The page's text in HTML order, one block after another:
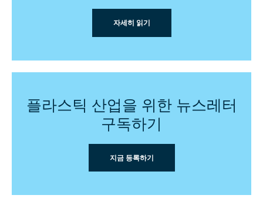
자세히 읽기
플라스틱 산업을 위한 뉴스레터
구독하기
지금 등록하기